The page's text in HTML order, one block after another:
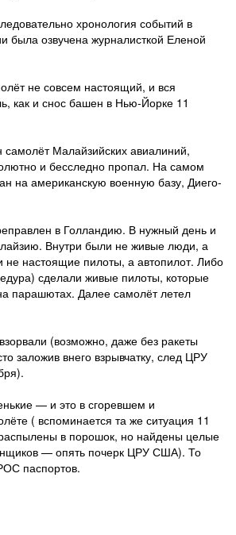
хронология событий в
была озвучена журналисткой Еленой
не совсем настоящий, и вся
как и снос башен в Нью-Йорке 11
Малайзийских авиалиний,
и бесследно пропал. На самом
на американскую военную базу, Диего-
в Голландию. В нужный день и
Внутри были не живые люди, а
не настоящие пилоты, а автопилот. Либо
сделали живые пилоты, которые
парашютах. Далее самолёт летел
(возможно, даже без ракеты
заложив внего взрывчатку, след ЦРУ
— и это в сгоревшем и
( вспоминается та же ситуация 11
в порошок, но найдены целые
— опять почерк ЦРУ США). То
паспортов.